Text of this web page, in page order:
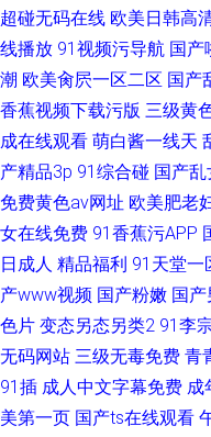
超碰无码在线 欧美日韩高
线播放 91视频污导航 国产
潮 欧美肏屄一区二区 国产
香蕉视频下载污版 三级黄
成在线观看 萌白酱一线天
产精品3p 91综合碰 国产乱
免费黄色av网址 欧美肥老
女在线免费 91香蕉污APP
日成人 精品福利 91天堂一
产www视频 国产粉嫩 国
色片 变态另态另类2 91李
无码网站 三级无毒免费 青
91插 成人中文字幕免费 成
美第一页 国产ts在线观看